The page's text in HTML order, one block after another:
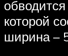
которой
ширина –